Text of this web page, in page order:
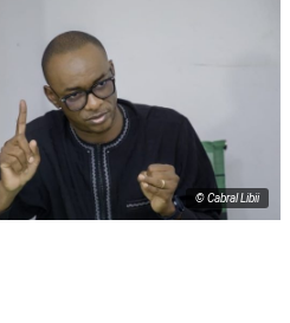
© Cabral Libii